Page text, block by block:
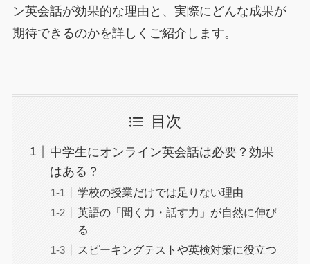
ン英会話が効果的な理由と、実際にどんな成果が
期待できるのかを詳しくご紹介します。
目次
中学生にオンライン英会話は必要？効果
はある？
学校の授業だけでは足りない理由
英語の「聞く力・話す力」が自然に伸び
る
スピーキングテストや英検対策に役立つ